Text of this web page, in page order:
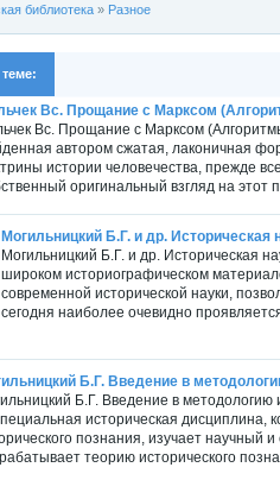
библиотека » Разное
Вс. Прощание с Марксом
Вс. Прощание с Марксом
автором сжатая, лаконичная
истории человечества, прежде
оригинальный взгляд на этот
Могильницкий Б.Г. и др. Историческая
Могильницкий Б.Г. и др. Историческая
широком историографическом
современной исторической науки,
сегодня наиболее очевидно
Б.Г. Введение в
Б.Г. Введение в
историческая дисциплина,
познания, изучает научный
теорию исторического